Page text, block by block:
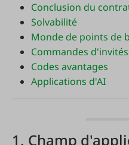
Conclusion du
Solvabilité
Monde de points de
Commandes d'invités
Codes avantages
Applications d'AI
1. Champ